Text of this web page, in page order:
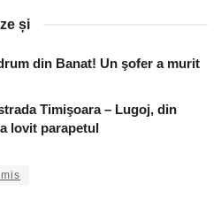
și
din Banat! Un şofer a murit
Timişoara – Lugoj, din
lovit parapetul